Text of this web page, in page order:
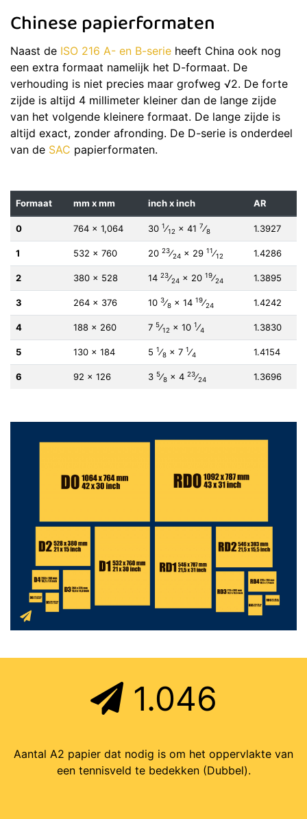
Chinese papierformaten
Naast de ISO 216 A- en B-serie heeft China ook nog
een extra formaat namelijk het D-formaat. De
verhouding is niet precies maar grofweg √2. De forte
zijde is altijd 4 millimeter kleiner dan de lange zijde
van het volgende kleinere formaat. De lange zijde is
altijd exact, zonder afronding. De D-serie is onderdeel
van de SAC papierformaten.
Formaat mm x mm inch x inch AR
0 764 × 1,064 30 1⁄12 × 41 7⁄8 1.3927
1 532 × 760 20 23⁄24 × 29 11⁄12 1.4286
2 380 × 528 14 23⁄24 × 20 19⁄24 1.3895
3 264 × 376 10 3⁄8 × 14 19⁄24 1.4242
4 188 × 260 7 5⁄12 × 10 1⁄4 1.3830
5 130 × 184 5 1⁄8 × 7 1⁄4 1.4154
6 ​92 × 126 3 5⁄8 × 4 23⁄24 1.3696
1.046
Aantal A2 papier dat nodig is om het oppervlakte van
een tennisveld te bedekken (Dubbel).